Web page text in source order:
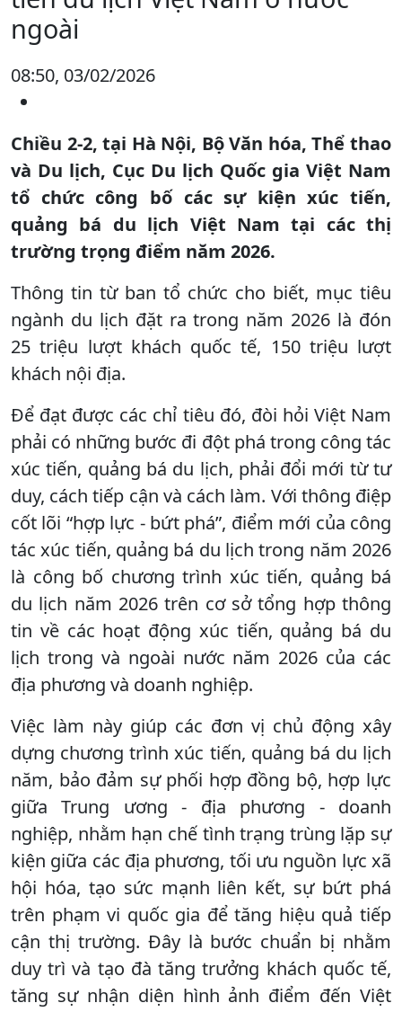
ngoài
08:50, 03/02/2026
Chiều 2-2, tại Hà Nội, Bộ Văn hóa, Thể thao
và Du lịch, Cục Du lịch Quốc gia Việt Nam
tổ chức công bố các sự kiện xúc tiến,
quảng bá du lịch Việt Nam tại các thị
trường trọng điểm năm 2026.
Thông tin từ ban tổ chức cho biết, mục tiêu
ngành du lịch đặt ra trong năm 2026 là đón
25 triệu lượt khách quốc tế, 150 triệu lượt
khách nội địa.
Để đạt được các chỉ tiêu đó, đòi hỏi Việt Nam
phải có những bước đi đột phá trong công tác
xúc tiến, quảng bá du lịch, phải đổi mới từ tư
duy, cách tiếp cận và cách làm. Với thông điệp
cốt lõi “hợp lực - bứt phá”, điểm mới của công
tác xúc tiến, quảng bá du lịch trong năm 2026
là công bố chương trình xúc tiến, quảng bá
du lịch năm 2026 trên cơ sở tổng hợp thông
tin về các hoạt động xúc tiến, quảng bá du
lịch trong và ngoài nước năm 2026 của các
địa phương và doanh nghiệp.
Việc làm này giúp các đơn vị chủ động xây
dựng chương trình xúc tiến, quảng bá du lịch
năm, bảo đảm sự phối hợp đồng bộ, hợp lực
giữa Trung ương - địa phương - doanh
nghiệp, nhằm hạn chế tình trạng trùng lặp sự
kiện giữa các địa phương, tối ưu nguồn lực xã
hội hóa, tạo sức mạnh liên kết, sự bứt phá
trên phạm vi quốc gia để tăng hiệu quả tiếp
cận thị trường. Đây là bước chuẩn bị nhằm
duy trì và tạo đà tăng trưởng khách quốc tế,
tăng sự nhận diện hình ảnh điểm đến Việt